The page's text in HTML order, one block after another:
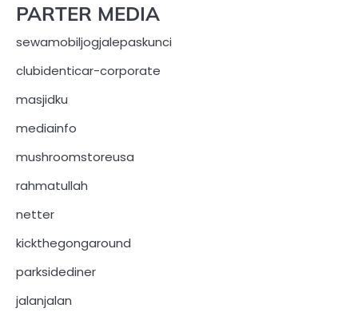
PARTER MEDIA
sewamobiljogjalepaskunci
clubidenticar-corporate
masjidku
mediainfo
mushroomstoreusa
rahmatullah
netter
kickthegongaround
parksidediner
jalanjalan